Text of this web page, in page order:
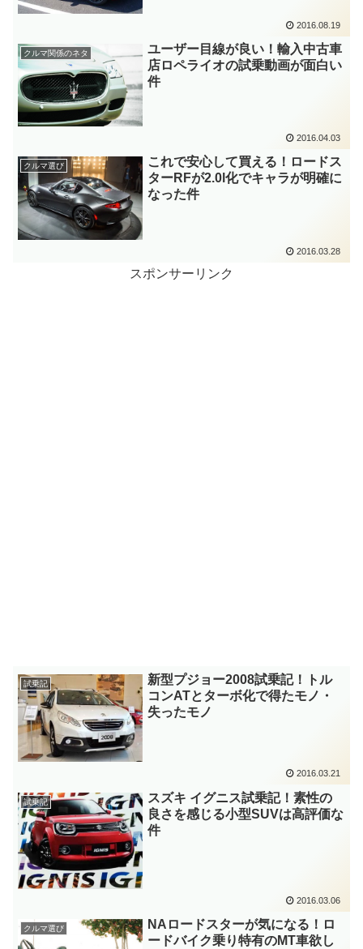
2016.08.19
クルマ関係のネタ
ユーザー目線が良い！輸入中古車
店ロペライオの試乗動画が面白い
件
2016.04.03
クルマ選び
これで安心して買える！ロードス
ターRFが2.0l化でキャラが明確に
なった件
2016.03.28
スポンサーリンク
試乗記
新型プジョー2008試乗記！トル
コンATとターボ化で得たモノ・
失ったモノ
2016.03.21
試乗記
スズキ イグニス試乗記！素性の
良さを感じる小型SUVは高評価な
件
2016.03.06
クルマ選び
NAロードスターが気になる！ロ
ードバイク乗り特有のMT車欲し